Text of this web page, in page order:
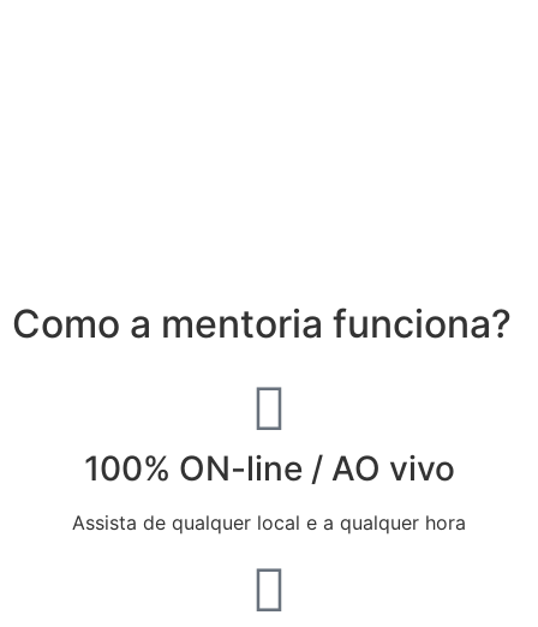
Como a mentoria funciona?
100% ON-line / AO vivo
Assista de qualquer local e a qualquer hora